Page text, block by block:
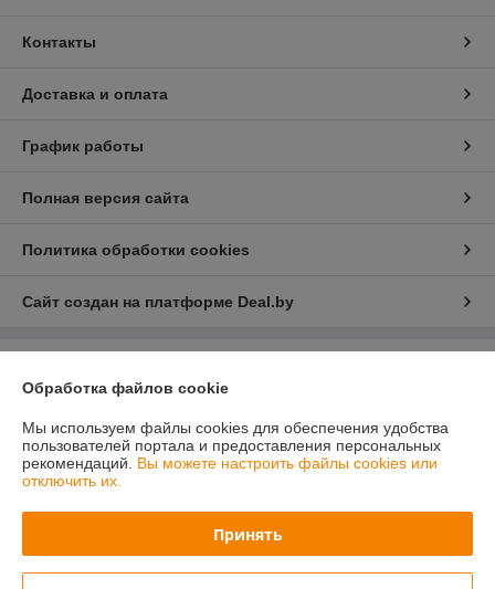
Контакты
Доставка и оплата
График работы
Полная версия сайта
Политика обработки cookies
Сайт создан на платформе Deal.by
«ПринтВайб»
ул. Макаёнка, д.12Г, пом.257, г.Минск
Регистрационный номер ЕГР: 193879557
Регистрационный орган: Минский горисполком
Дата регистрации компании: 13.06.2025
Обработка файлов cookie
Мы используем файлы cookies для обеспечения удобства
пользователей портала и предоставления персональных
рекомендаций. Вы можете настроить файлы cookies или
отключить их.
Принять